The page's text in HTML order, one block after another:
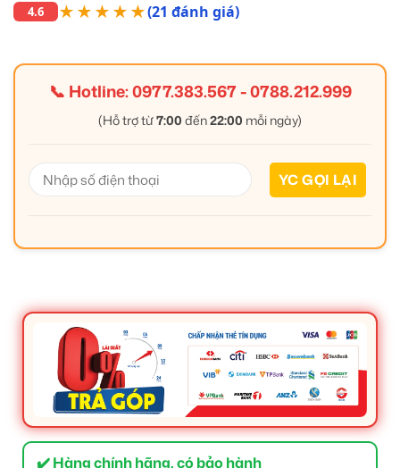
4.6 ★★★★★(21 đánh giá)
📞 Hotline:0977.383.567-0788.212.999
(Hỗ trợ từ7:00 đến22:00 mỗi ngày)
✔️ Hàng chính hãng, có bảo hành